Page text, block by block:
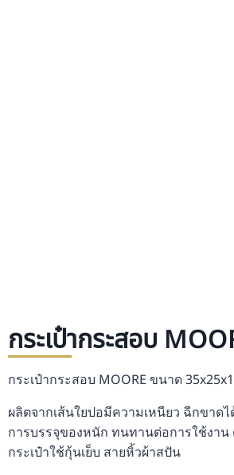
กระเป๋ากระสอบ
กระเป๋ากระสอบ MOORE ขนาด
ผลิตจากเส้นใยปอมีความเหนียว ฉีกขาด
การบรรจุของหนัก ทนทานต่อการใช้งาน
กระเป๋าใช้กุ้นเย็บ สายหิ้วผ้าสปัน